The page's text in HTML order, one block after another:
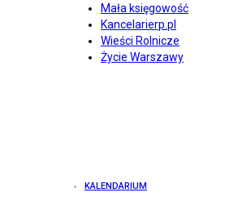
Mała księgowość
Kancelarierp.pl
Wieści Rolnicze
Życie Warszawy
KALENDARIUM